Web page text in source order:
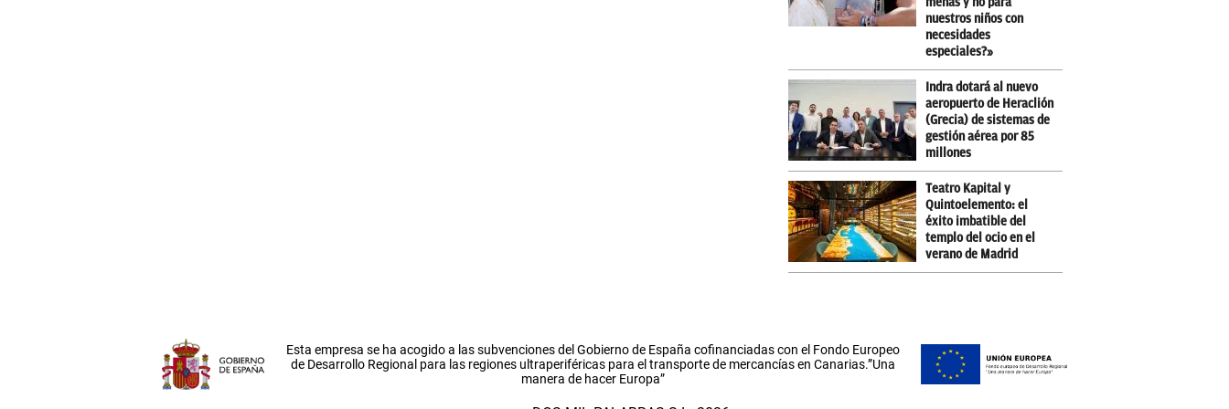
nuestros niños con
necesidades
especiales?»
Indra dotará al nuevo
aeropuerto de Heraclión
(Grecia) de sistemas de
gestión aérea por 85
millones
Teatro Kapital y
Quintoelemento: el
éxito imbatible del
templo del ocio en el
verano de Madrid
Esta empresa se ha acogido a las subvenciones del Gobierno de España cofinanciadas con el Fondo Europeo
de Desarrollo Regional para las regiones ultraperiféricas para el transporte de mercancías en Canarias.”Una
manera de hacer Europa”